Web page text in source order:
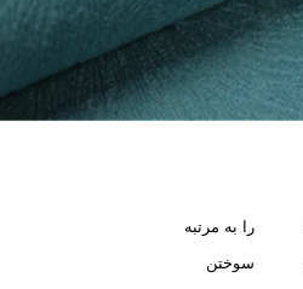
را به مرتبه
سوختن